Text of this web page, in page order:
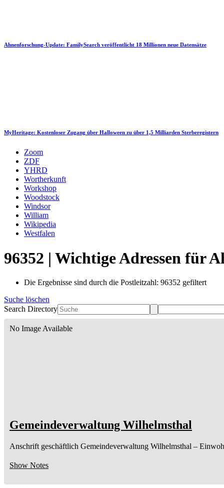
Ahnenforschung-Update: FamilySearch veröffentlicht 18 Millionen neue Datensätze
MyHeritage: Kostenloser Zugang über Halloween zu über 1,5 Milliarden Sterberegistern
Zoom
ZDF
YHRD
Wortherkunft
Workshop
Woodstock
Windsor
William
Wikipedia
Westfalen
96352 | Wichtige Adressen für
Die Ergebnisse sind durch die Postleitzahl: 96352 gefiltert
Suche löschen
Search Directory
No Image Available
Gemeindeverwaltung Wilhelmsthal
Anschrift geschäftlich Gemeindeverwaltung Wilhelmsthal –
Show Notes